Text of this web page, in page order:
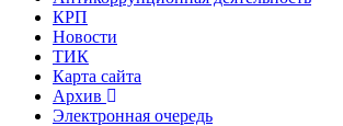
КРП
Новости
ТИК
Карта сайта
Архив
Электронная очередь